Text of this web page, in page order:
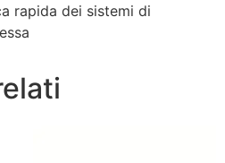
rapida dei sistemi di